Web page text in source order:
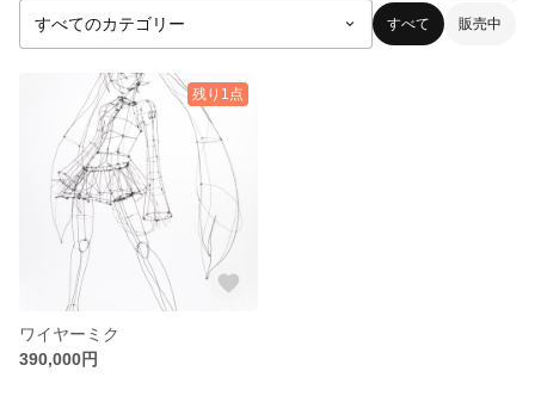
すべて 販売中
残り1点
ワイヤーミク
390,000円